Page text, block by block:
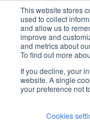
This website stores
used to collect
and allow us to
improve and
and metrics about
To find out more
If you decline, your
website. A single
your preference not
Cookies
kreon
home / kreonblog /
het belang van